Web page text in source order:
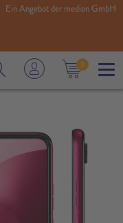
0
Ein Angebot der medion GmbH